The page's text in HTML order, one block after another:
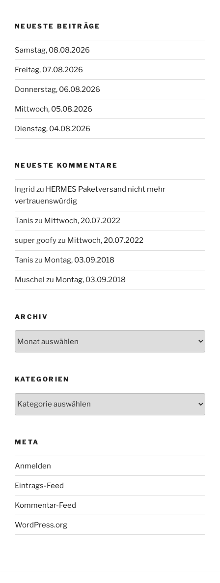
NEUESTE BEITRÄGE
Samstag, 08.08.2026
Freitag, 07.08.2026
Donnerstag, 06.08.2026
Mittwoch, 05.08.2026
Dienstag, 04.08.2026
NEUESTE KOMMENTARE
Ingrid zu HERMES Paketversand nicht mehr
vertrauenswürdig
Tanis zu Mittwoch, 20.07.2022
super goofyzu Mittwoch, 20.07.2022
Tanis zu Montag, 03.09.2018
Muschel zu Montag, 03.09.2018
ARCHIV
KATEGORIEN
META
Anmelden
Eintrags-Feed
Kommentar-Feed
WordPress.org